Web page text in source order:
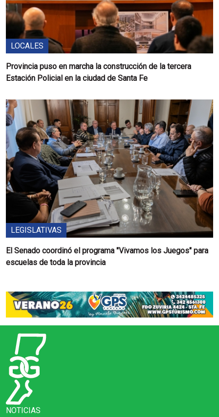
LOCALES
Provincia puso en marcha la construcción de la tercera
Estación Policial en la ciudad de Santa Fe
LEGISLATIVAS
El Senado coordinó el programa "Vivamos los Juegos" para
escuelas de toda la provincia
NOTICIAS